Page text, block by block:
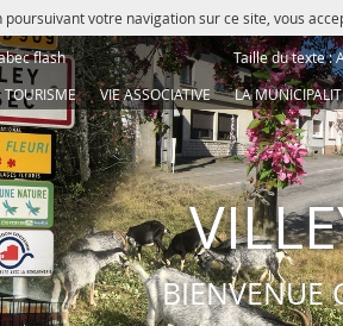
poursuivant votre navigation sur ce site, vous
flash Taille du texte :
TOURISME VIE ASSOCIATIVE LA
BIENVENUE